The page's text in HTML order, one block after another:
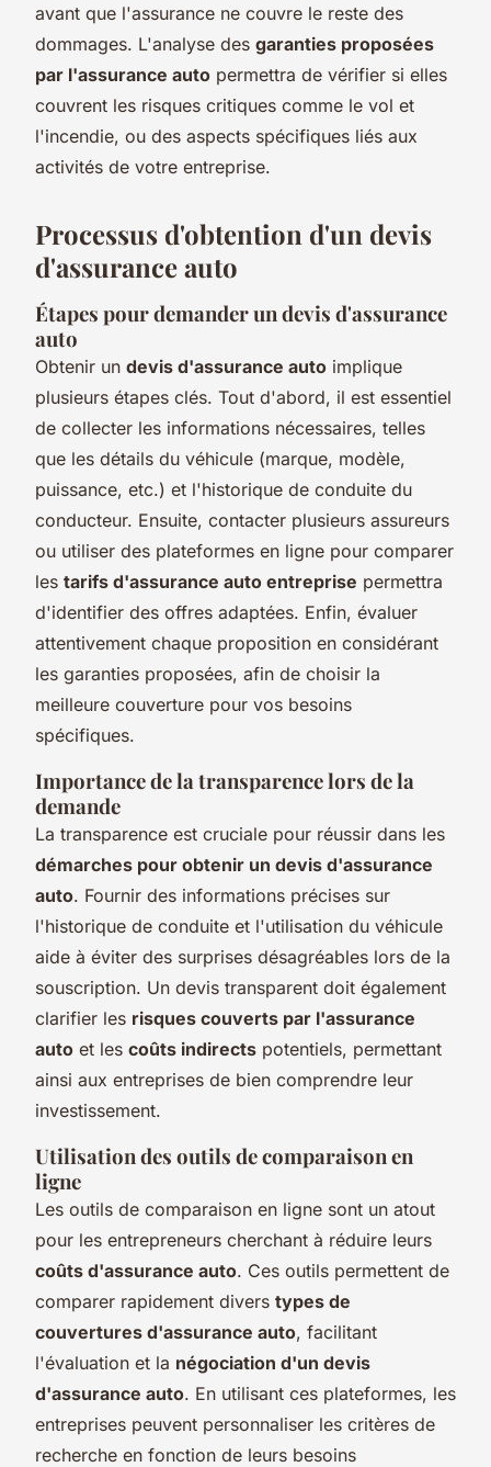
avant que l'assurance ne couvre le reste des
dommages. L'analyse des garanties proposées
par l'assurance auto permettra de vérifier si elles
couvrent les risques critiques comme le vol et
l'incendie, ou des aspects spécifiques liés aux
activités de votre entreprise.
Processus d'obtention d'un devis
d'assurance auto
Étapes pour demander un devis d'assurance
auto
Obtenir un devis d'assurance auto implique
plusieurs étapes clés. Tout d'abord, il est essentiel
de collecter les informations nécessaires, telles
que les détails du véhicule (marque, modèle,
puissance, etc.) et l'historique de conduite du
conducteur. Ensuite, contacter plusieurs assureurs
ou utiliser des plateformes en ligne pour comparer
les tarifs d'assurance auto entreprise permettra
d'identifier des offres adaptées. Enfin, évaluer
attentivement chaque proposition en considérant
les garanties proposées, afin de choisir la
meilleure couverture pour vos besoins
spécifiques.
Importance de la transparence lors de la
demande
La transparence est cruciale pour réussir dans les
démarches pour obtenir un devis d'assurance
auto. Fournir des informations précises sur
l'historique de conduite et l'utilisation du véhicule
aide à éviter des surprises désagréables lors de la
souscription. Un devis transparent doit également
clarifier les risques couverts par l'assurance
auto et les coûts indirects potentiels, permettant
ainsi aux entreprises de bien comprendre leur
investissement.
Utilisation des outils de comparaison en
ligne
Les outils de comparaison en ligne sont un atout
pour les entrepreneurs cherchant à réduire leurs
coûts d'assurance auto. Ces outils permettent de
comparer rapidement divers types de
couvertures d'assurance auto, facilitant
l'évaluation et la négociation d'un devis
d'assurance auto. En utilisant ces plateformes, les
entreprises peuvent personnaliser les critères de
recherche en fonction de leurs besoins